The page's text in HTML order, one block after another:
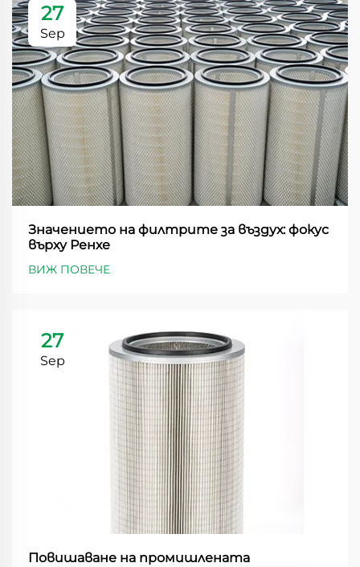
27
Sep
Значението на филтрите за въздух: фокус
върху Ренхе
ВИЖ ПОВЕЧЕ
27
Sep
Повишаване на промишлената